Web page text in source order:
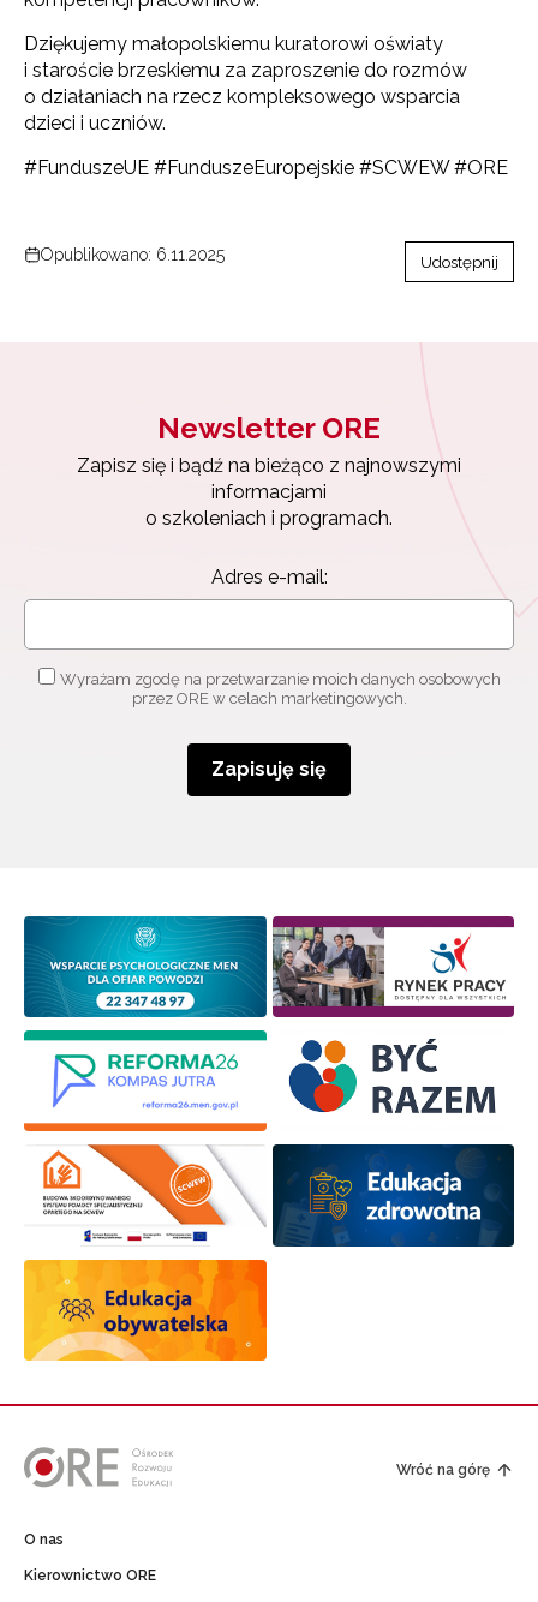
Dziękujemy małopolskiemu kuratorowi oświaty
i staroście brzeskiemu za zaproszenie do rozmów
o działaniach na rzecz kompleksowego wsparcia
dzieci i uczniów.
#FunduszeUE #FunduszeEuropejskie #SCWEW #ORE
Opublikowano: 6.11.2025 Udostępnij
Newsletter ORE
Zapisz się i bądź na bieżąco z najnowszymi
informacjami
o szkoleniach i programach.
Adres e-mail:
Wyrażam zgodę na przetwarzanie moich danych osobowych
przez ORE w celach marketingowych.
Zapisuję się
Wróć na górę
O nas
Kierownictwo ORE